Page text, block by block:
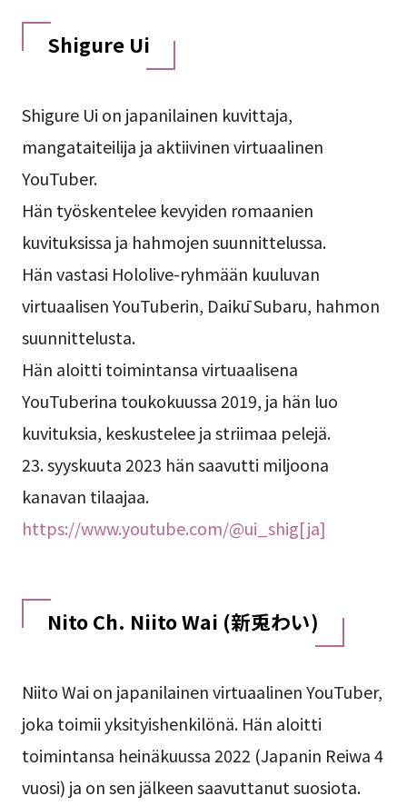
Shigure Ui
Shigure Ui on japanilainen kuvittaja,
mangataiteilija ja aktiivinen virtuaalinen
YouTuber.
Hän työskentelee kevyiden romaanien
kuvituksissa ja hahmojen suunnittelussa.
Hän vastasi Hololive-ryhmään kuuluvan
virtuaalisen YouTuberin, Daikū Subaru, hahmon
suunnittelusta.
Hän aloitti toimintansa virtuaalisena
YouTuberina toukokuussa 2019, ja hän luo
kuvituksia, keskustelee ja striimaa pelejä.
23. syyskuuta 2023 hän saavutti miljoona
kanavan tilaajaa.
https://www.youtube.com/@ui_shig[ja]
Nito Ch. Niito Wai (新兎わい)
Niito Wai on japanilainen virtuaalinen YouTuber,
joka toimii yksityishenkilönä. Hän aloitti
toimintansa heinäkuussa 2022 (Japanin Reiwa 4
vuosi) ja on sen jälkeen saavuttanut suosiota.